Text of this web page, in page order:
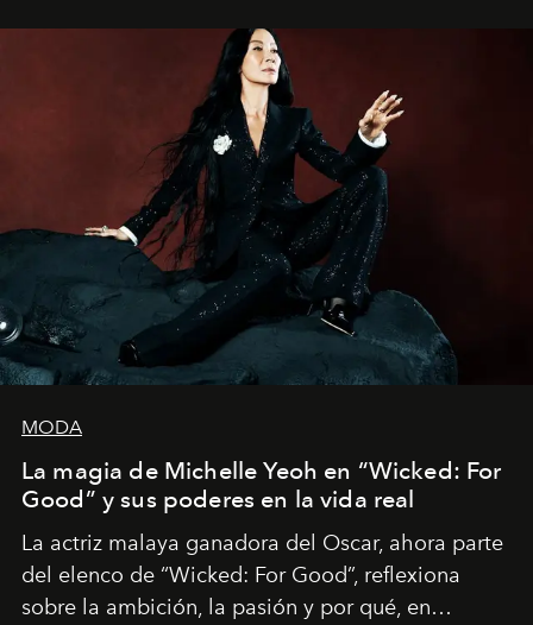
dirigida por Maggie Gyllenhaal.
MODA
La magia de Michelle Yeoh en “Wicked: For
Good” y sus poderes en la vida real
La actriz malaya ganadora del Oscar, ahora parte
del elenco de “Wicked: For Good”, reflexiona
sobre la ambición, la pasión y por qué, en